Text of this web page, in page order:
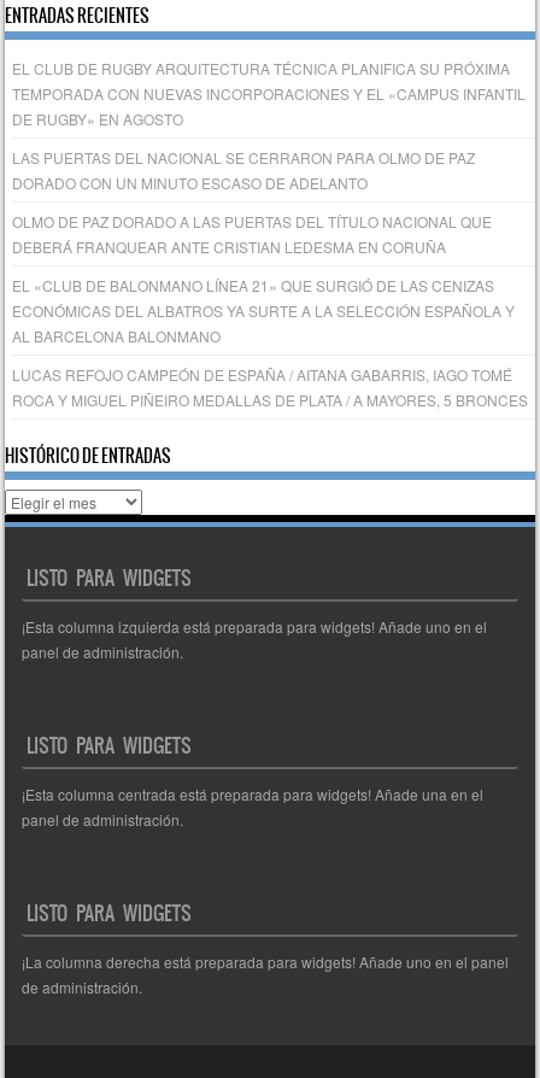
ENTRADAS RECIENTES
EL CLUB DE RUGBY ARQUITECTURA TÉCNICA PLANIFICA SU PRÓXIMA
TEMPORADA CON NUEVAS INCORPORACIONES Y EL «CAMPUS INFANTIL
DE RUGBY» EN AGOSTO
LAS PUERTAS DEL NACIONAL SE CERRARON PARA OLMO DE PAZ
DORADO CON UN MINUTO ESCASO DE ADELANTO
OLMO DE PAZ DORADO A LAS PUERTAS DEL TÍTULO NACIONAL QUE
DEBERÁ FRANQUEAR ANTE CRISTIAN LEDESMA EN CORUÑA
EL «CLUB DE BALONMANO LÍNEA 21» QUE SURGIÓ DE LAS CENIZAS
ECONÓMICAS DEL ALBATROS YA SURTE A LA SELECCIÓN ESPAÑOLA Y
AL BARCELONA BALONMANO
LUCAS REFOJO CAMPEÓN DE ESPAÑA / AITANA GABARRIS, IAGO TOMÉ
ROCA Y MIGUEL PIÑEIRO MEDALLAS DE PLATA / A MAYORES, 5 BRONCES
HISTÓRICO DE ENTRADAS
Histórico
de
LISTO PARA WIDGETS
¡Esta columna izquierda está preparada para widgets! Añade uno en el
panel de administración.
LISTO PARA WIDGETS
¡Esta columna centrada está preparada para widgets! Añade una en el
panel de administración.
LISTO PARA WIDGETS
¡La columna derecha está preparada para widgets! Añade uno en el panel
de administración.